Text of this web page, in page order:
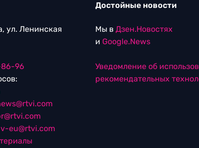
ул. Ленинская
86-96
eu@rtvi.com
Достойные новости
Мы в Дзен.Новостях
и Google.News
Уведомление об
рекомендательных